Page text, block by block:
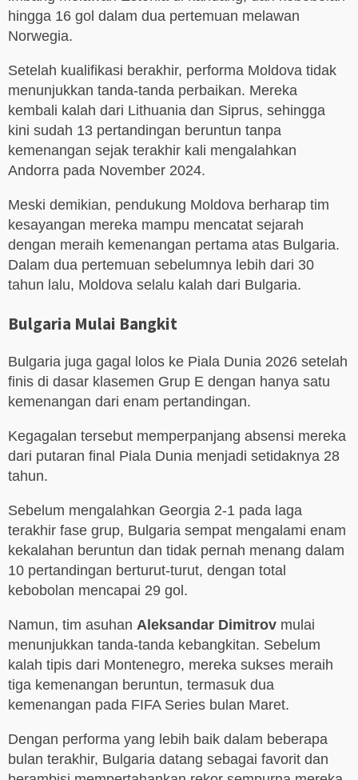
hingga 16 gol dalam dua pertemuan melawan
Norwegia.
Setelah kualifikasi berakhir, performa Moldova tidak
menunjukkan tanda-tanda perbaikan. Mereka
kembali kalah dari Lithuania dan Siprus, sehingga
kini sudah 13 pertandingan beruntun tanpa
kemenangan sejak terakhir kali mengalahkan
Andorra pada November 2024.
Meski demikian, pendukung Moldova berharap tim
kesayangan mereka mampu mencatat sejarah
dengan meraih kemenangan pertama atas Bulgaria.
Dalam dua pertemuan sebelumnya lebih dari 30
tahun lalu, Moldova selalu kalah dari Bulgaria.
Bulgaria Mulai Bangkit
Bulgaria juga gagal lolos ke Piala Dunia 2026 setelah
finis di dasar klasemen Grup E dengan hanya satu
kemenangan dari enam pertandingan.
Kegagalan tersebut memperpanjang absensi mereka
dari putaran final Piala Dunia menjadi setidaknya 28
tahun.
Sebelum mengalahkan Georgia 2-1 pada laga
terakhir fase grup, Bulgaria sempat mengalami enam
kekalahan beruntun dan tidak pernah menang dalam
10 pertandingan berturut-turut, dengan total
kebobolan mencapai 29 gol.
Namun, tim asuhan Aleksandar Dimitrov mulai
menunjukkan tanda-tanda kebangkitan. Sebelum
kalah tipis dari Montenegro, mereka sukses meraih
tiga kemenangan beruntun, termasuk dua
kemenangan pada FIFA Series bulan Maret.
Dengan performa yang lebih baik dalam beberapa
bulan terakhir, Bulgaria datang sebagai favorit dan